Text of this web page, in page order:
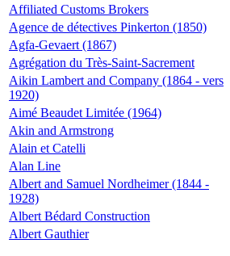
Affiliated Customs Brokers
Agence de détectives Pinkerton (1850)
Agfa-Gevaert (1867)
Agrégation du Très-Saint-Sacrement
Aikin Lambert and Company (1864 - vers
1920)
Aimé Beaudet Limitée (1964)
Akin and Armstrong
Alain et Catelli
Alan Line
Albert and Samuel Nordheimer (1844 -
1928)
Albert Bédard Construction
Albert Gauthier